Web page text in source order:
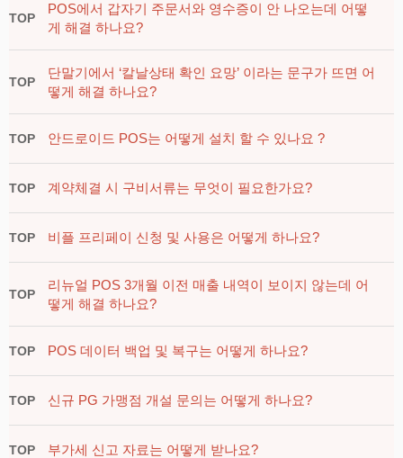
TOP
POS에서 갑자기 주문서와 영수증이 안 나오는데 어떻
게 해결 하나요?
TOP
단말기에서 ‘칼날상태 확인 요망’ 이라는 문구가 뜨면 어
떻게 해결 하나요?
TOP 안드로이드 POS는 어떻게 설치 할 수 있나요 ?
TOP 계약체결 시 구비서류는 무엇이 필요한가요?
TOP 비플 프리페이 신청 및 사용은 어떻게 하나요?
TOP
리뉴얼 POS 3개월 이전 매출 내역이 보이지 않는데 어
떻게 해결 하나요?
TOP POS 데이터 백업 및 복구는 어떻게 하나요?
TOP 신규 PG 가맹점 개설 문의는 어떻게 하나요?
TOP 부가세 신고 자료는 어떻게 받나요?